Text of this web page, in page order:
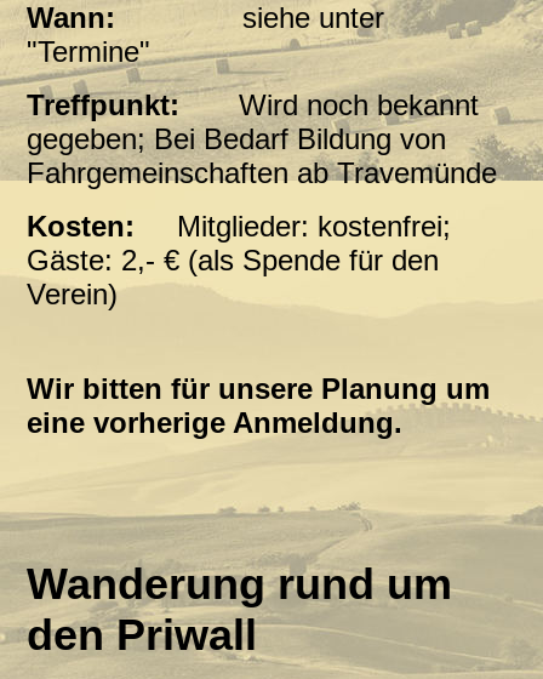
Wann: siehe unter
"Termine"
Treffpunkt:Wird noch bekannt
gegeben; Bei Bedarf Bildung von
Fahrgemeinschaften ab Travemünde
Kosten: Mitglieder: kostenfrei;
Gäste: 2,- € (als Spende für den
Verein)
Wir bitten für unsere Planung um
eine vorherige Anmeldung.
Wanderung rund um
den Priwall